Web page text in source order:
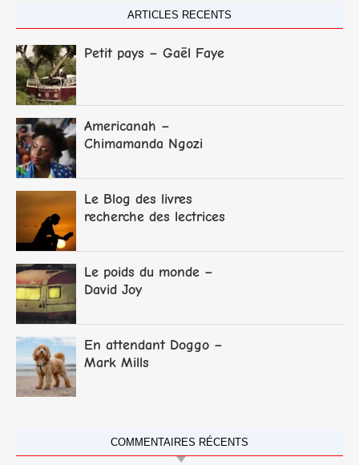
ARTICLES RECENTS
Petit pays – Gaël Faye
Americanah –
Chimamanda Ngozi
Le Blog des livres
recherche des lectrices
Le poids du monde –
David Joy
En attendant Doggo –
Mark Mills
COMMENTAIRES RÉCENTS